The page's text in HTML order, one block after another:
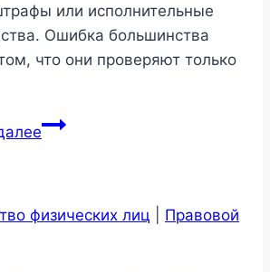
или исполнительные
Ошибка большинства
что они проверяют только
Проверка
где
физических лиц
Правовой